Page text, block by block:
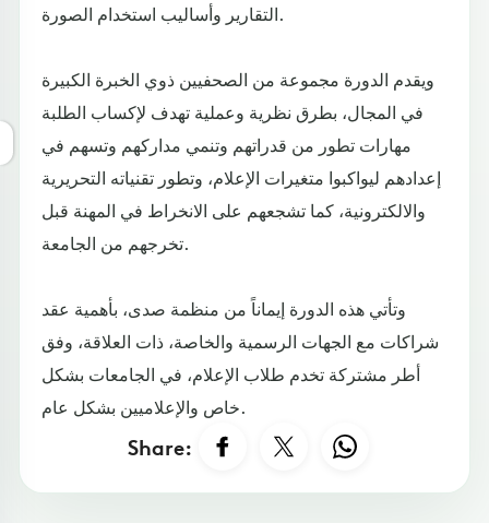
التقارير وأساليب استخدام الصورة.
ويقدم الدورة مجموعة من الصحفيين ذوي الخبرة الكبيرة
في المجال، بطرق نظرية وعملية تهدف لإكساب الطلبة
مهارات تطور من قدراتهم وتنمي مداركهم وتسهم في
إعدادهم ليواكبوا متغيرات الإعلام، وتطور تقنياته التحريرية
والالكترونية، كما تشجعهم على الانخراط في المهنة قبل
تخرجهم من الجامعة.
وتأتي هذه الدورة إيماناً من منظمة صدى، بأهمية عقد
شراكات مع الجهات الرسمية والخاصة، ذات العلاقة، وفق
أطر مشتركة تخدم طلاب الإعلام، في الجامعات بشكل
خاص والإعلاميين بشكل عام.
Share: